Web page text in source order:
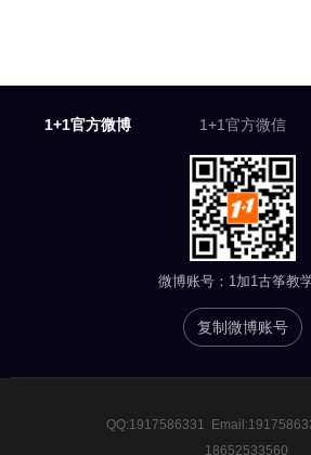
1+1官方微博 1+1官方微信
微博账号： 1加1古筝教
复制微博账号
QQ:1917586331
18652533560